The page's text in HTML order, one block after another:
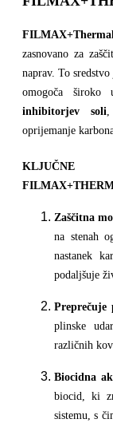
zasnovano za
naprav. To sredstvo
omogoča široko
inhibitorjev soli
oprijemanje
KLJUČNE
Zaščitna
na stenah
nastanek
podaljšuje
Preprečuje
plinske
različnih
Biocidna
biocid, ki
sistemu, s